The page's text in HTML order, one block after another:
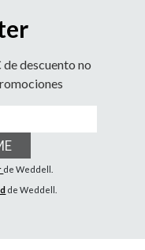
descuento no
de Weddell.
de Weddell.